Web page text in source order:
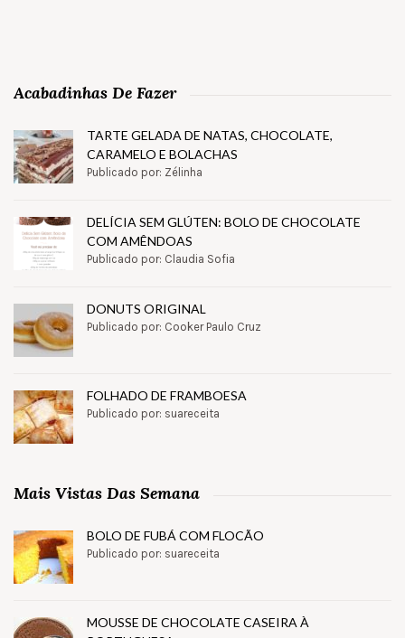
Acabadinhas De Fazer
TARTE GELADA DE NATAS, CHOCOLATE,
CARAMELO E BOLACHAS
Publicado por: Zélinha
DELÍCIA SEM GLÚTEN: BOLO DE CHOCOLATE
COM AMÊNDOAS
Publicado por: Claudia Sofia
DONUTS ORIGINAL
Publicado por: Cooker Paulo Cruz
FOLHADO DE FRAMBOESA
Publicado por: suareceita
Mais Vistas Das Semana
BOLO DE FUBÁ COM FLOCÃO
Publicado por: suareceita
MOUSSE DE CHOCOLATE CASEIRA À